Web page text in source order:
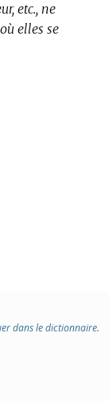
etc., ne
elles se
dans le dictionnaire.